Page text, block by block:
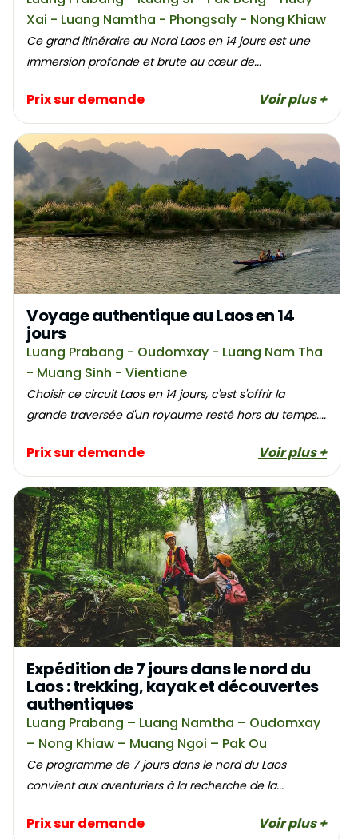
Xai - Luang Namtha - Phongsaly - Nong Khiaw
Ce grand itinéraire au Nord Laos en 14 jours est une
immersion profonde et brute au cœur de...
Prix sur demande Voir plus +
Voyage authentique au Laos en 14
jours
Luang Prabang - Oudomxay - Luang Nam Tha
- Muang Sinh - Vientiane
Choisir ce circuit Laos en 14 jours, c'est s'offrir la
grande traversée d'un royaume resté hors du temps....
Prix sur demande Voir plus +
Expédition de 7 jours dans le nord du
Laos : trekking, kayak et découvertes
authentiques
Luang Prabang – Luang Namtha – Oudomxay
– Nong Khiaw – Muang Ngoi – Pak Ou
Ce programme de 7 jours dans le nord du Laos
convient aux aventuriers à la recherche de la...
Prix sur demande Voir plus +